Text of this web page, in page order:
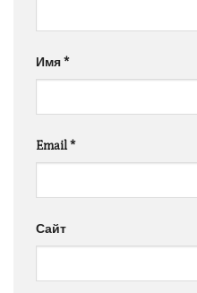
Имя*
Email*
Сайт